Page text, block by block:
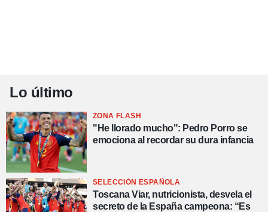
Lo último
ZONA FLASH
"He llorado mucho": Pedro Porro se
emociona al recordar su dura infancia
SELECCIÓN ESPAÑOLA
Toscana Viar, nutricionista, desvela el
secreto de la España campeona: “Es